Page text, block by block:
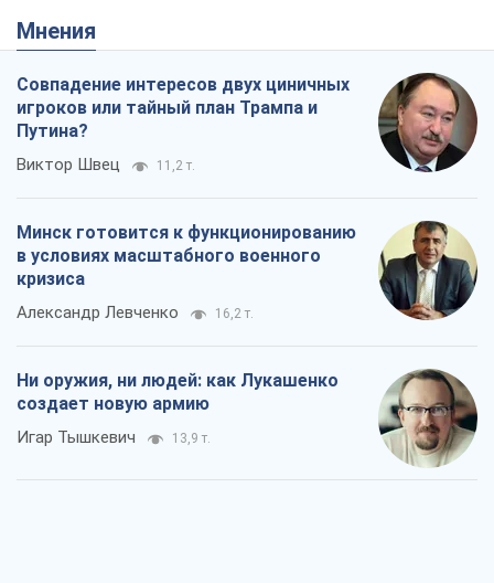
Мнения
Совпадение интересов двух циничных
игроков или тайный план Трампа и
Путина?
Виктор Швец 11,2 т.
Минск готовится к функционированию
в условиях масштабного военного
кризиса
Александр Левченко 16,2 т.
Ни оружия, ни людей: как Лукашенко
создает новую армию
Игар Тышкевич 13,9 т.